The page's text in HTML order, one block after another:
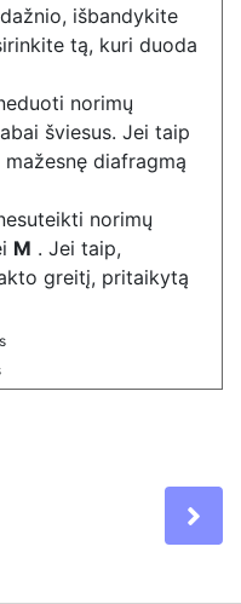
išbandykite
tą, kuri duoda
norimų
šviesus. Jei taip
diafragmą
norimų
M . Jei taip,
greitį, pritaikytą
s